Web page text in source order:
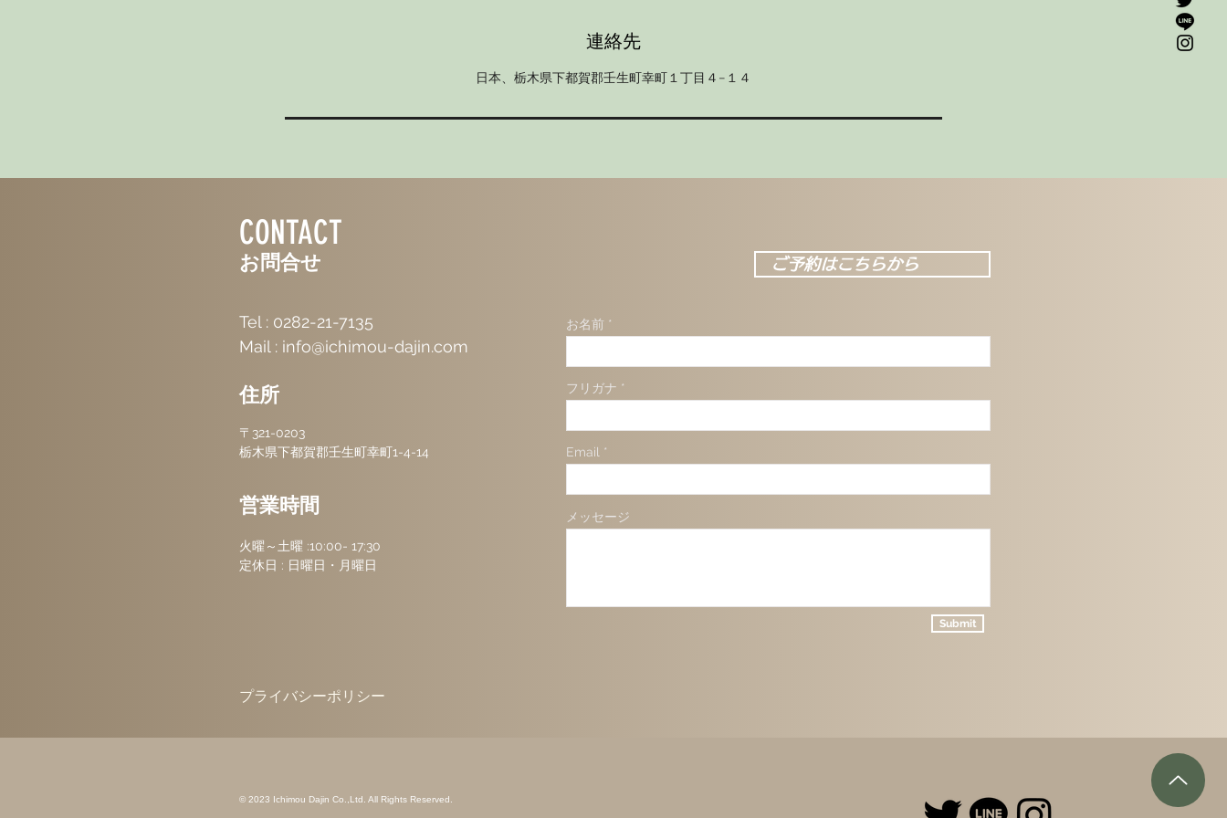
連絡先
日本、栃木県下都賀郡壬生町幸町１丁目４−１４
CONTACT
お問合せ
Tel : 0282-21-7135
Mail : info@ichimou-dajin.com
住所
〒321-0203
栃木県下都賀郡壬生町幸町1-4-14
営業時間
火曜～土曜 :10:00- 17:30
定休日 : ​日曜日・月曜日
プライバシーポリシー
ご予約はこちらから
お名前
フリガナ
Email
メッセージ
Submit
© 2023 Ichimou Dajin Co.,Ltd. All Rights Reserved.